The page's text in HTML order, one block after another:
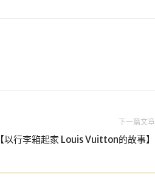
下一篇文章
【以行李箱起家 Louis Vuitton的故事】